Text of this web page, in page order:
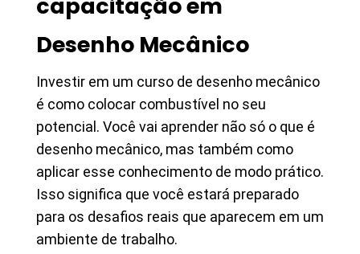
Desenho Mecânico
Investir em um curso de desenho mecânico
é como colocar combustível no seu
potencial. Você vai aprender não só o que é
desenho mecânico, mas também como
aplicar esse conhecimento de modo prático.
Isso significa que você estará preparado
para os desafios reais que aparecem em um
ambiente de trabalho.